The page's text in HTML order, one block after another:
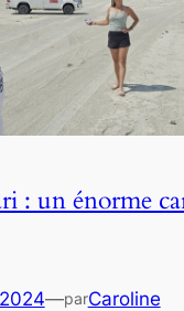
: un énorme
—parCaroline